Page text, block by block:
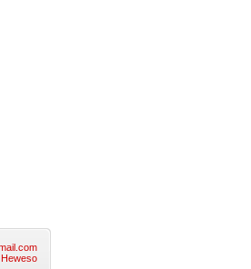
Heweso